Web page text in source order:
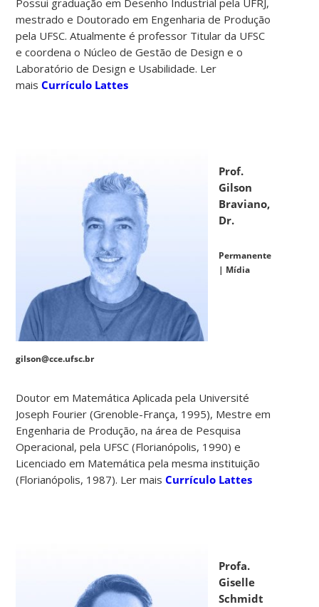
Possui graduação em Desenho Industrial pela UFRJ,
mestrado e Doutorado em Engenharia de Produção
pela UFSC. Atualmente é professor Titular da UFSC
e coordena o Núcleo de Gestão de Design e o
Laboratório de Design e Usabilidade. Ler
maisCurrículo Lattes
Prof.
Gilson
Braviano,
Dr.
Permanente
| Mídia
gilson@cce.ufsc.br
Doutor em Matemática Aplicada pela Université
Joseph Fourier (Grenoble-França, 1995), Mestre em
Engenharia de Produção, na área de Pesquisa
Operacional, pela UFSC (Florianópolis, 1990) e
Licenciado em Matemática pela mesma instituição
(Florianópolis, 1987). Ler maisCurrículo Lattes
Profa.
Giselle
Schmidt